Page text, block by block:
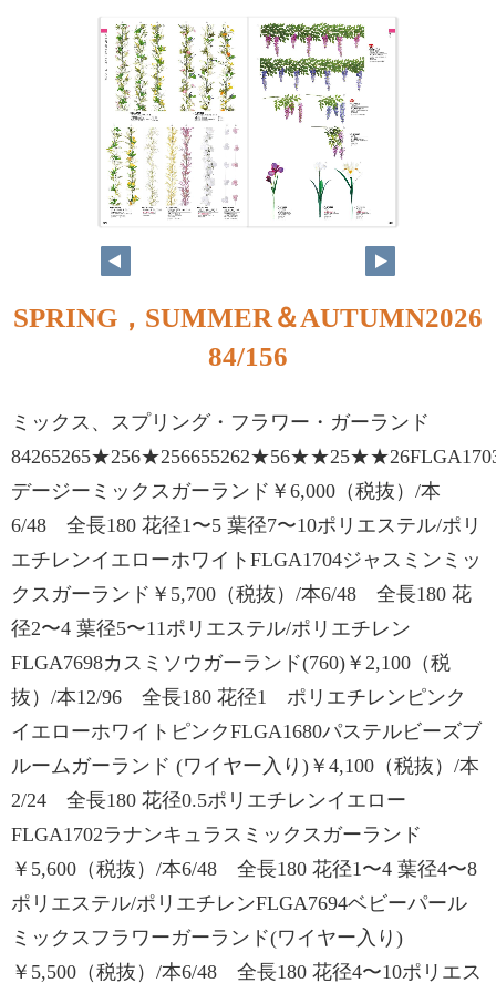
84 85
SPRING，SUMMER＆AUTUMN2026
84/156
ミックス、スプリング・フラワー・ガーランド
デージーミックスガーランド￥6,000（税抜）/本
6/48 全長180 花径1〜5 葉径7〜10ポリエステル/ポリ
エチレンイエローホワイトFLGA1704ジャスミンミッ
クスガーランド￥5,700（税抜）/本6/48 全長180 花
径2〜4 葉径5〜11ポリエステル/ポリエチレン
FLGA7698カスミソウガーランド(760)￥2,100（税
抜）/本12/96 全長180 花径1 ポリエチレンピンク
イエローホワイトピンクFLGA1680パステルビーズブ
ルームガーランド (ワイヤー入り)￥4,100（税抜）/本
2/24 全長180 花径0.5ポリエチレンイエロー
FLGA1702ラナンキュラスミックスガーランド
￥5,600（税抜）/本6/48 全長180 花径1〜4 葉径4〜8
ポリエステル/ポリエチレンFLGA7694ベビーパール
ミックスフラワーガーランド(ワイヤー入り)
￥5,500（税抜）/本6/48 全長180 花径4〜10ポリエス